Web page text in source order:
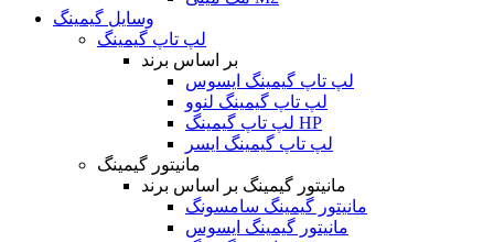
وسایل گیمینگ
لپ تاپ گیمینگ
بر اساس برند
لپ تاپ گیمینگ ایسوس
لپ تاپ گیمینگ لنوو
لپ تاپ گیمینگ HP
لپ تاپ گیمینگ ایسر
مانیتور گیمینگ
مانیتور گیمینگ بر اساس برند
مانیتور گیمینگ سامسونگ
مانیتور گیمینگ ایسوس